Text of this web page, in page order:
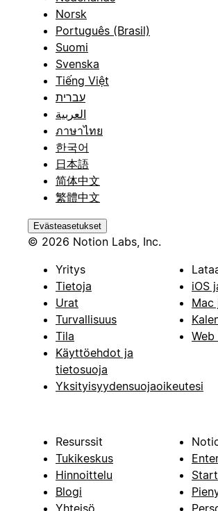
Norsk
Português (Brasil)
Suomi
Svenska
Tiếng Việt
עברית
العربية
ภาษาไทย
한국어
日本語
简体中文
繁體中文
Evästeasetukset
© 2026 Notion Labs, Inc.
Yritys
Tietoja
Urat
Turvallisuus
Tila
Käyttöehdot ja
tietosuoja
Yksityisyydensuojaoikeutesi
iOS
Mac
Resurssit
Tukikeskus
Hinnoittelu
Blogi
Yhteisö